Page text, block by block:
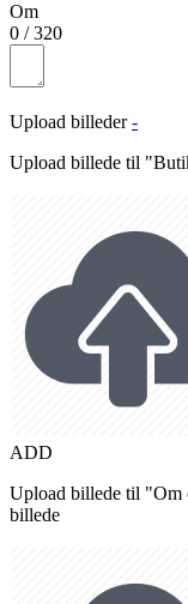
Om
0 /320
Upload billeder -
Upload billede til
ADD
Upload billede til "Om
billede